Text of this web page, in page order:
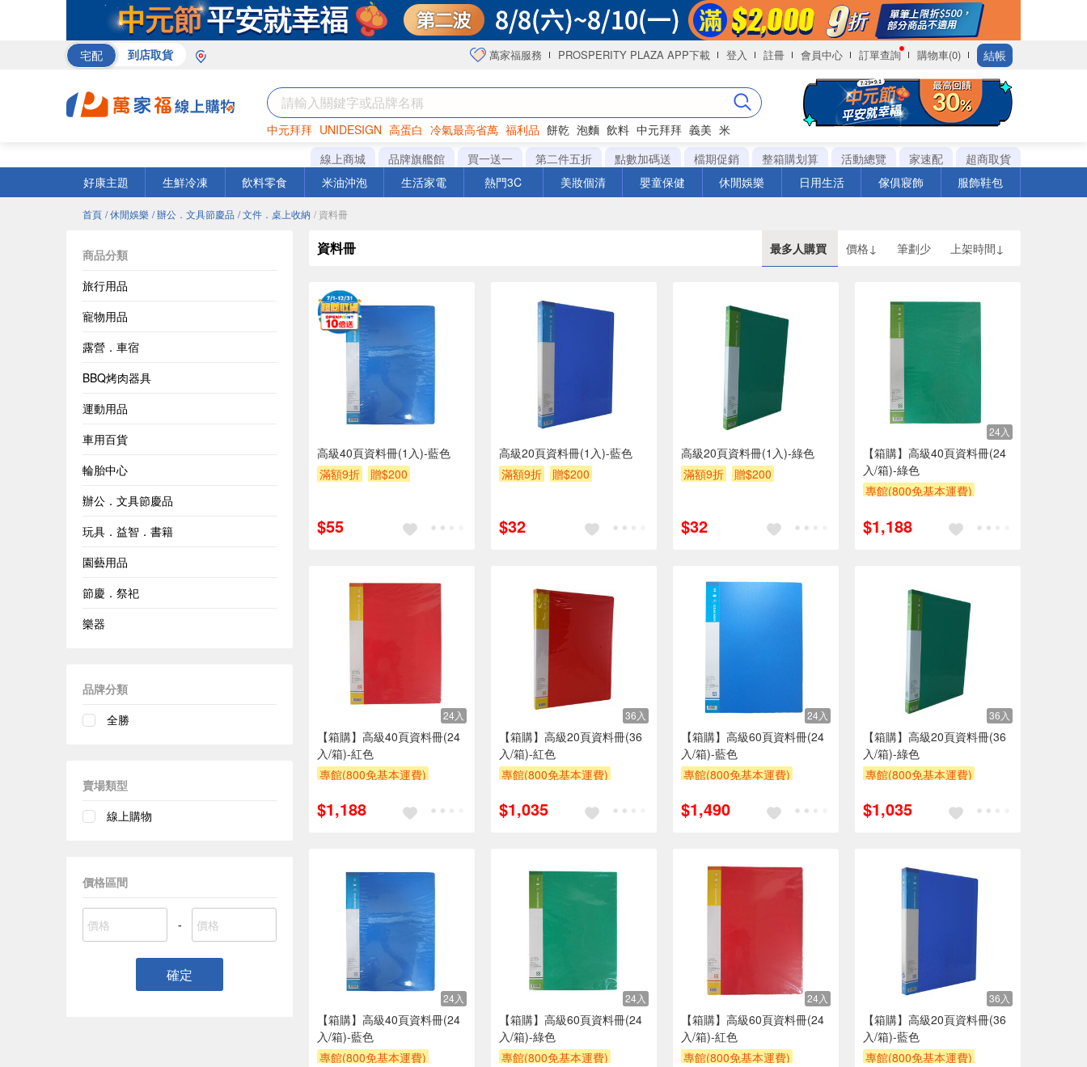
宅配 到店取貨 萬家福服務 PROSPERITY PLAZA APP下載 登入 註冊 會員中心 訂單查詢 購物車(0) 結帳
中元拜拜 UNIDESIGN 高蛋白 冷氣最高省萬 福利品 餅乾 泡麵 飲料 中元拜拜 義美 米
罐頭 咖啡 海苔
線上商城 品牌旗艦館 買一送一 第二件五折 點數加碼送 檔期促銷 整箱購划算 活動總覽 家速配
超商取貨
好康主題
生鮮冷凍 飲料零食 米油沖泡 生活家電 熱門3C 美妝個清 嬰童保健 休閒娛樂 日用生活 傢俱寢飾 服飾鞋包
首頁 / 休閒娛樂 / 辦公．文具節慶品 / 文件．桌上收納 / 資料冊
商品分類
旅行用品
寵物用品
露營．車宿
BBQ烤肉器具
運動用品
車用百貨
輪胎中心
辦公．文具節慶品
玩具．益智．書籍
園藝用品
節慶．祭祀
樂器
品牌分類
全勝
賣場類型
線上購物
價格區間
-
確定
資料冊 最多人購買 價格↓ 筆劃少 上架時間↓
高級40頁資料冊(1入)-藍色
滿額9折
贈$200
$55
高級20頁資料冊(1入)-藍色
滿額9折
贈$200
$32
高級20頁資料冊(1入)-綠色
滿額9折
贈$200
$32
24入
【箱購】高級40頁資料冊(24
入/箱)-綠色
專館(800免基本運費)
$1,188
24入
【箱購】高級40頁資料冊(24
入/箱)-紅色
專館(800免基本運費)
$1,188
36入
【箱購】高級20頁資料冊(36
入/箱)-紅色
專館(800免基本運費)
$1,035
24入
【箱購】高級60頁資料冊(24
入/箱)-藍色
專館(800免基本運費)
$1,490
36入
【箱購】高級20頁資料冊(36
入/箱)-綠色
專館(800免基本運費)
$1,035
24入
【箱購】高級40頁資料冊(24
入/箱)-藍色
專館(800免基本運費)
24入
【箱購】高級60頁資料冊(24
入/箱)-綠色
專館(800免基本運費)
24入
【箱購】高級60頁資料冊(24
入/箱)-紅色
專館(800免基本運費)
36入
【箱購】高級20頁資料冊(36
入/箱)-藍色
專館(800免基本運費)